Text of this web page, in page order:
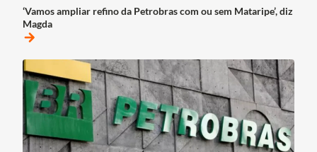
‘Vamos ampliar refino da Petrobras com ou sem Mataripe’, diz
Magda
arrow_forward